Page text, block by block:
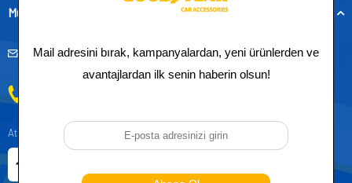
Müşteri Hizmetleri
musteridestek@goodyearotoaksesuar.com.tr
Atatürk, Kıraç Mevkii, Orhan Veli Cd. D:No:19, 34522 Esenyurt/İstanbul